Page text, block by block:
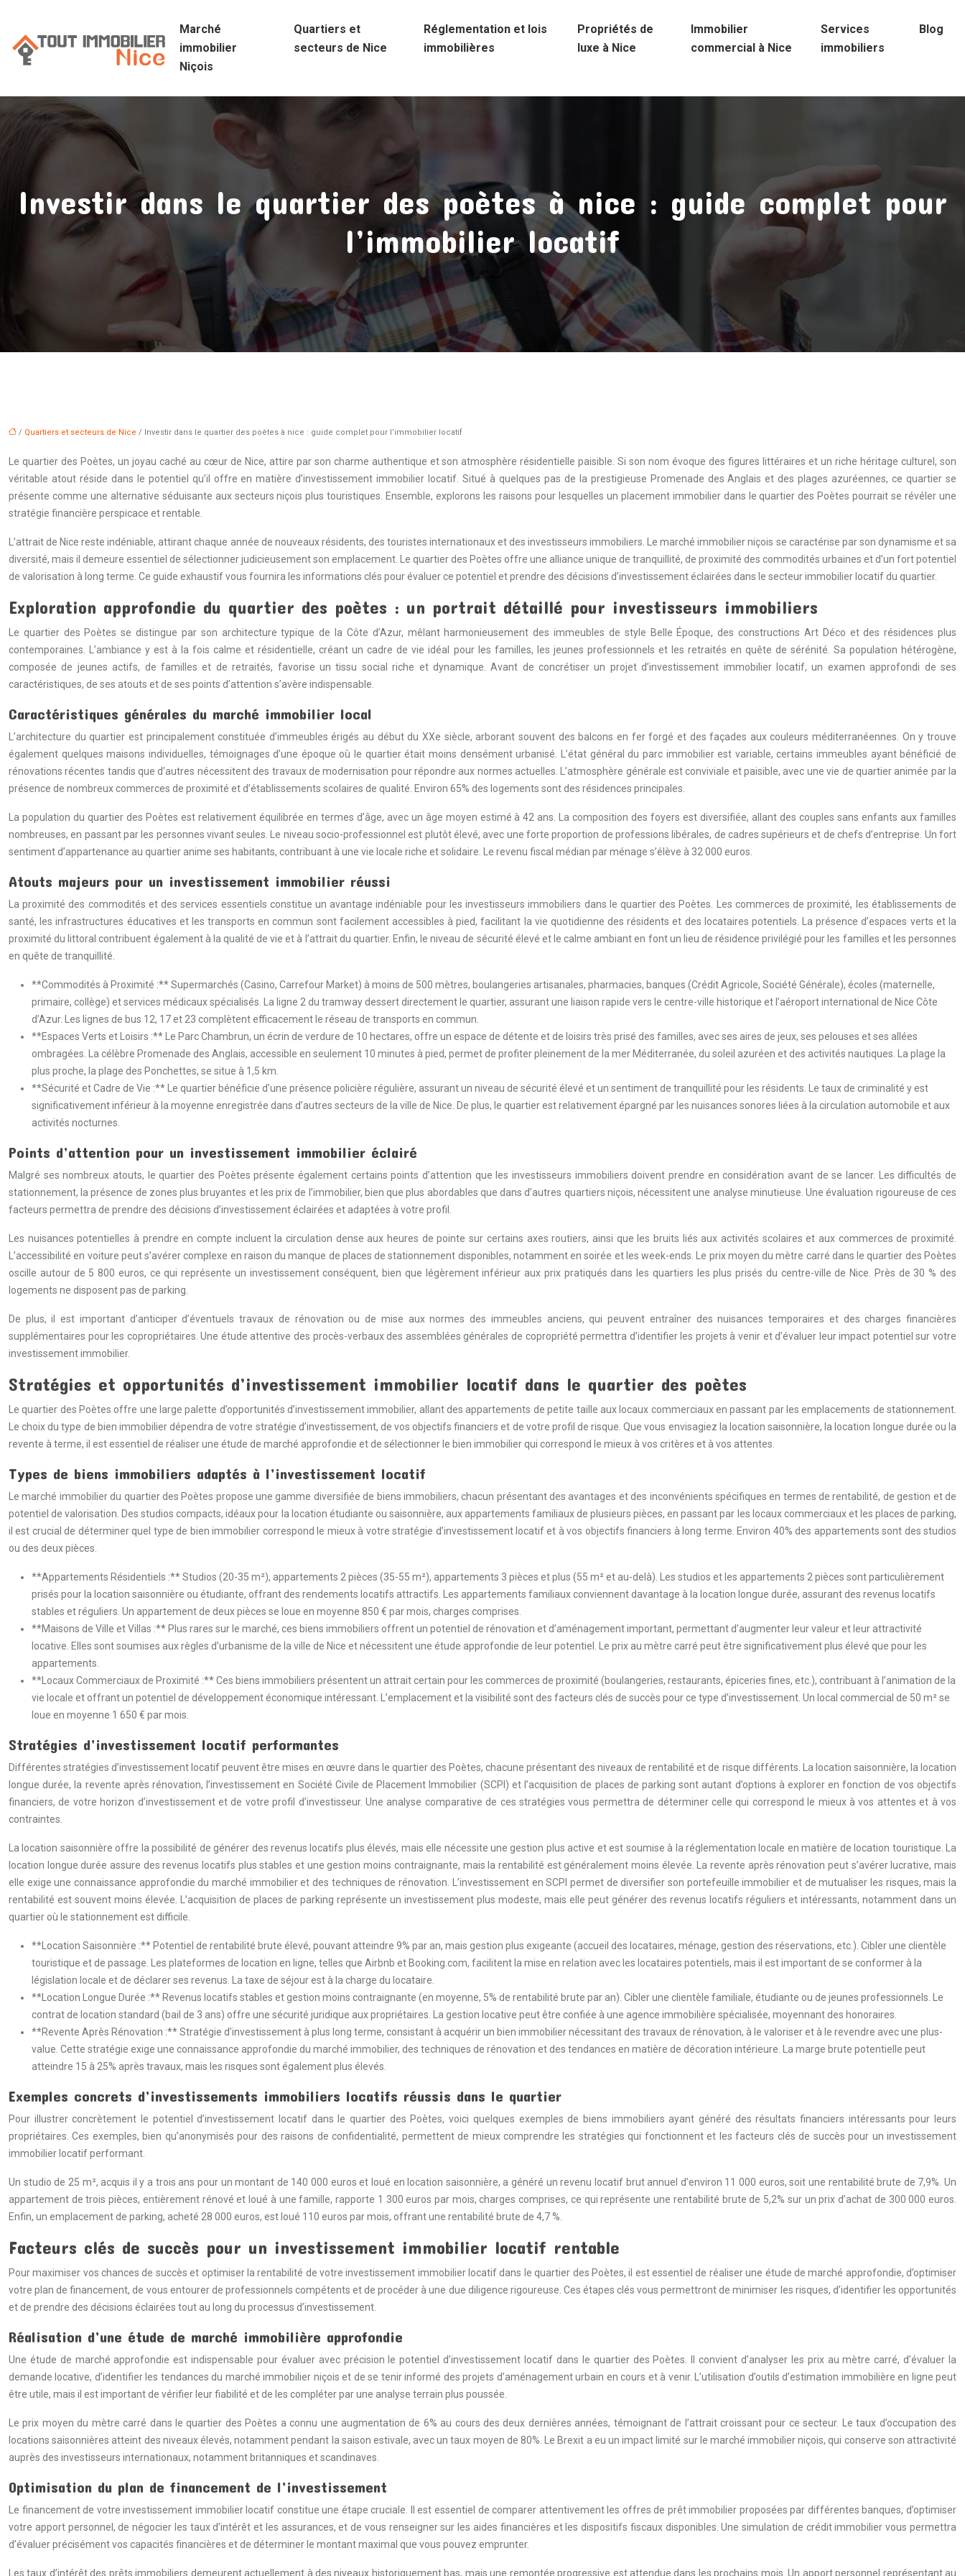
Marché
immobilier
Niçois
Quartiers et
secteurs de Nice
Réglementation et lois
immobilières
Propriétés de
luxe à Nice
Immobilier
commercial à Nice
Services
immobiliers
Blog
Investir dans le quartier des poètes à nice : guide complet pour
l’immobilier locatif
/ Quartiers et secteurs de Nice / Investir dans le quartier des poètes à nice : guide complet pour l’immobilier locatif
Le quartier des Poètes, un joyau caché au cœur de Nice, attire par son charme authentique et son atmosphère résidentielle paisible. Si son nom évoque des figures littéraires et un riche héritage culturel, son
véritable atout réside dans le potentiel qu’il offre en matière d’investissement immobilier locatif. Situé à quelques pas de la prestigieuse Promenade des Anglais et des plages azuréennes, ce quartier se
présente comme une alternative séduisante aux secteurs niçois plus touristiques. Ensemble, explorons les raisons pour lesquelles un placement immobilier dans le quartier des Poètes pourrait se révéler une
stratégie financière perspicace et rentable.
L’attrait de Nice reste indéniable, attirant chaque année de nouveaux résidents, des touristes internationaux et des investisseurs immobiliers. Le marché immobilier niçois se caractérise par son dynamisme et sa
diversité, mais il demeure essentiel de sélectionner judicieusement son emplacement. Le quartier des Poètes offre une alliance unique de tranquillité, de proximité des commodités urbaines et d’un fort potentiel
de valorisation à long terme. Ce guide exhaustif vous fournira les informations clés pour évaluer ce potentiel et prendre des décisions d’investissement éclairées dans le secteur immobilier locatif du quartier.
Exploration approfondie du quartier des poètes : un portrait détaillé pour investisseurs immobiliers
Le quartier des Poètes se distingue par son architecture typique de la Côte d’Azur, mêlant harmonieusement des immeubles de style Belle Époque, des constructions Art Déco et des résidences plus
contemporaines. L’ambiance y est à la fois calme et résidentielle, créant un cadre de vie idéal pour les familles, les jeunes professionnels et les retraités en quête de sérénité. Sa population hétérogène,
composée de jeunes actifs, de familles et de retraités, favorise un tissu social riche et dynamique. Avant de concrétiser un projet d’investissement immobilier locatif, un examen approfondi de ses
caractéristiques, de ses atouts et de ses points d’attention s’avère indispensable.
Caractéristiques générales du marché immobilier local
L’architecture du quartier est principalement constituée d’immeubles érigés au début du XXe siècle, arborant souvent des balcons en fer forgé et des façades aux couleurs méditerranéennes. On y trouve
également quelques maisons individuelles, témoignages d’une époque où le quartier était moins densément urbanisé. L’état général du parc immobilier est variable, certains immeubles ayant bénéficié de
rénovations récentes tandis que d’autres nécessitent des travaux de modernisation pour répondre aux normes actuelles. L’atmosphère générale est conviviale et paisible, avec une vie de quartier animée par la
présence de nombreux commerces de proximité et d’établissements scolaires de qualité. Environ 65% des logements sont des résidences principales.
La population du quartier des Poètes est relativement équilibrée en termes d’âge, avec un âge moyen estimé à 42 ans. La composition des foyers est diversifiée, allant des couples sans enfants aux familles
nombreuses, en passant par les personnes vivant seules. Le niveau socio-professionnel est plutôt élevé, avec une forte proportion de professions libérales, de cadres supérieurs et de chefs d’entreprise. Un fort
sentiment d’appartenance au quartier anime ses habitants, contribuant à une vie locale riche et solidaire. Le revenu fiscal médian par ménage s’élève à 32 000 euros.
Atouts majeurs pour un investissement immobilier réussi
La proximité des commodités et des services essentiels constitue un avantage indéniable pour les investisseurs immobiliers dans le quartier des Poètes. Les commerces de proximité, les établissements de
santé, les infrastructures éducatives et les transports en commun sont facilement accessibles à pied, facilitant la vie quotidienne des résidents et des locataires potentiels. La présence d’espaces verts et la
proximité du littoral contribuent également à la qualité de vie et à l’attrait du quartier. Enfin, le niveau de sécurité élevé et le calme ambiant en font un lieu de résidence privilégié pour les familles et les personnes
en quête de tranquillité.
**Commodités à Proximité :** Supermarchés (Casino, Carrefour Market) à moins de 500 mètres, boulangeries artisanales, pharmacies, banques (Crédit Agricole, Société Générale), écoles (maternelle,
primaire, collège) et services médicaux spécialisés. La ligne 2 du tramway dessert directement le quartier, assurant une liaison rapide vers le centre-ville historique et l’aéroport international de Nice Côte
d’Azur. Les lignes de bus 12, 17 et 23 complètent efficacement le réseau de transports en commun.
**Espaces Verts et Loisirs :** Le Parc Chambrun, un écrin de verdure de 10 hectares, offre un espace de détente et de loisirs très prisé des familles, avec ses aires de jeux, ses pelouses et ses allées
ombragées. La célèbre Promenade des Anglais, accessible en seulement 10 minutes à pied, permet de profiter pleinement de la mer Méditerranée, du soleil azuréen et des activités nautiques. La plage la
plus proche, la plage des Ponchettes, se situe à 1,5 km.
**Sécurité et Cadre de Vie :** Le quartier bénéficie d’une présence policière régulière, assurant un niveau de sécurité élevé et un sentiment de tranquillité pour les résidents. Le taux de criminalité y est
significativement inférieur à la moyenne enregistrée dans d’autres secteurs de la ville de Nice. De plus, le quartier est relativement épargné par les nuisances sonores liées à la circulation automobile et aux
activités nocturnes.
Points d’attention pour un investissement immobilier éclairé
Malgré ses nombreux atouts, le quartier des Poètes présente également certains points d’attention que les investisseurs immobiliers doivent prendre en considération avant de se lancer. Les difficultés de
stationnement, la présence de zones plus bruyantes et les prix de l’immobilier, bien que plus abordables que dans d’autres quartiers niçois, nécessitent une analyse minutieuse. Une évaluation rigoureuse de ces
facteurs permettra de prendre des décisions d’investissement éclairées et adaptées à votre profil.
Les nuisances potentielles à prendre en compte incluent la circulation dense aux heures de pointe sur certains axes routiers, ainsi que les bruits liés aux activités scolaires et aux commerces de proximité.
L’accessibilité en voiture peut s’avérer complexe en raison du manque de places de stationnement disponibles, notamment en soirée et les week-ends. Le prix moyen du mètre carré dans le quartier des Poètes
oscille autour de 5 800 euros, ce qui représente un investissement conséquent, bien que légèrement inférieur aux prix pratiqués dans les quartiers les plus prisés du centre-ville de Nice. Près de 30 % des
logements ne disposent pas de parking.
De plus, il est important d’anticiper d’éventuels travaux de rénovation ou de mise aux normes des immeubles anciens, qui peuvent entraîner des nuisances temporaires et des charges financières
supplémentaires pour les copropriétaires. Une étude attentive des procès-verbaux des assemblées générales de copropriété permettra d’identifier les projets à venir et d’évaluer leur impact potentiel sur votre
investissement immobilier.
Stratégies et opportunités d’investissement immobilier locatif dans le quartier des poètes
Le quartier des Poètes offre une large palette d’opportunités d’investissement immobilier, allant des appartements de petite taille aux locaux commerciaux en passant par les emplacements de stationnement.
Le choix du type de bien immobilier dépendra de votre stratégie d’investissement, de vos objectifs financiers et de votre profil de risque. Que vous envisagiez la location saisonnière, la location longue durée ou la
revente à terme, il est essentiel de réaliser une étude de marché approfondie et de sélectionner le bien immobilier qui correspond le mieux à vos critères et à vos attentes.
Types de biens immobiliers adaptés à l’investissement locatif
Le marché immobilier du quartier des Poètes propose une gamme diversifiée de biens immobiliers, chacun présentant des avantages et des inconvénients spécifiques en termes de rentabilité, de gestion et de
potentiel de valorisation. Des studios compacts, idéaux pour la location étudiante ou saisonnière, aux appartements familiaux de plusieurs pièces, en passant par les locaux commerciaux et les places de parking,
il est crucial de déterminer quel type de bien immobilier correspond le mieux à votre stratégie d’investissement locatif et à vos objectifs financiers à long terme. Environ 40% des appartements sont des studios
ou des deux pièces.
**Appartements Résidentiels :** Studios (20-35 m²), appartements 2 pièces (35-55 m²), appartements 3 pièces et plus (55 m² et au-delà). Les studios et les appartements 2 pièces sont particulièrement
prisés pour la location saisonnière ou étudiante, offrant des rendements locatifs attractifs. Les appartements familiaux conviennent davantage à la location longue durée, assurant des revenus locatifs
stables et réguliers. Un appartement de deux pièces se loue en moyenne 850 € par mois, charges comprises.
**Maisons de Ville et Villas :** Plus rares sur le marché, ces biens immobiliers offrent un potentiel de rénovation et d’aménagement important, permettant d’augmenter leur valeur et leur attractivité
locative. Elles sont soumises aux règles d’urbanisme de la ville de Nice et nécessitent une étude approfondie de leur potentiel. Le prix au mètre carré peut être significativement plus élevé que pour les
appartements.
**Locaux Commerciaux de Proximité :** Ces biens immobiliers présentent un attrait certain pour les commerces de proximité (boulangeries, restaurants, épiceries fines, etc.), contribuant à l’animation de la
vie locale et offrant un potentiel de développement économique intéressant. L’emplacement et la visibilité sont des facteurs clés de succès pour ce type d’investissement. Un local commercial de 50 m² se
loue en moyenne 1 650 € par mois.
Stratégies d’investissement locatif performantes
Différentes stratégies d’investissement locatif peuvent être mises en œuvre dans le quartier des Poètes, chacune présentant des niveaux de rentabilité et de risque différents. La location saisonnière, la location
longue durée, la revente après rénovation, l’investissement en Société Civile de Placement Immobilier (SCPI) et l’acquisition de places de parking sont autant d’options à explorer en fonction de vos objectifs
financiers, de votre horizon d’investissement et de votre profil d’investisseur. Une analyse comparative de ces stratégies vous permettra de déterminer celle qui correspond le mieux à vos attentes et à vos
contraintes.
La location saisonnière offre la possibilité de générer des revenus locatifs plus élevés, mais elle nécessite une gestion plus active et est soumise à la réglementation locale en matière de location touristique. La
location longue durée assure des revenus locatifs plus stables et une gestion moins contraignante, mais la rentabilité est généralement moins élevée. La revente après rénovation peut s’avérer lucrative, mais
elle exige une connaissance approfondie du marché immobilier et des techniques de rénovation. L’investissement en SCPI permet de diversifier son portefeuille immobilier et de mutualiser les risques, mais la
rentabilité est souvent moins élevée. L’acquisition de places de parking représente un investissement plus modeste, mais elle peut générer des revenus locatifs réguliers et intéressants, notamment dans un
quartier où le stationnement est difficile.
**Location Saisonnière :** Potentiel de rentabilité brute élevé, pouvant atteindre 9% par an, mais gestion plus exigeante (accueil des locataires, ménage, gestion des réservations, etc.). Cibler une clientèle
touristique et de passage. Les plateformes de location en ligne, telles que Airbnb et Booking.com, facilitent la mise en relation avec les locataires potentiels, mais il est important de se conformer à la
législation locale et de déclarer ses revenus. La taxe de séjour est à la charge du locataire.
**Location Longue Durée :** Revenus locatifs stables et gestion moins contraignante (en moyenne, 5% de rentabilité brute par an). Cibler une clientèle familiale, étudiante ou de jeunes professionnels. Le
contrat de location standard (bail de 3 ans) offre une sécurité juridique aux propriétaires. La gestion locative peut être confiée à une agence immobilière spécialisée, moyennant des honoraires.
**Revente Après Rénovation :** Stratégie d’investissement à plus long terme, consistant à acquérir un bien immobilier nécessitant des travaux de rénovation, à le valoriser et à le revendre avec une plus-
value. Cette stratégie exige une connaissance approfondie du marché immobilier, des techniques de rénovation et des tendances en matière de décoration intérieure. La marge brute potentielle peut
atteindre 15 à 25% après travaux, mais les risques sont également plus élevés.
Exemples concrets d’investissements immobiliers locatifs réussis dans le quartier
Pour illustrer concrètement le potentiel d’investissement locatif dans le quartier des Poètes, voici quelques exemples de biens immobiliers ayant généré des résultats financiers intéressants pour leurs
propriétaires. Ces exemples, bien qu’anonymisés pour des raisons de confidentialité, permettent de mieux comprendre les stratégies qui fonctionnent et les facteurs clés de succès pour un investissement
immobilier locatif performant.
Un studio de 25 m², acquis il y a trois ans pour un montant de 140 000 euros et loué en location saisonnière, a généré un revenu locatif brut annuel d’environ 11 000 euros, soit une rentabilité brute de 7,9%. Un
appartement de trois pièces, entièrement rénové et loué à une famille, rapporte 1 300 euros par mois, charges comprises, ce qui représente une rentabilité brute de 5,2% sur un prix d’achat de 300 000 euros.
Enfin, un emplacement de parking, acheté 28 000 euros, est loué 110 euros par mois, offrant une rentabilité brute de 4,7 %.
Facteurs clés de succès pour un investissement immobilier locatif rentable
Pour maximiser vos chances de succès et optimiser la rentabilité de votre investissement immobilier locatif dans le quartier des Poètes, il est essentiel de réaliser une étude de marché approfondie, d’optimiser
votre plan de financement, de vous entourer de professionnels compétents et de procéder à une due diligence rigoureuse. Ces étapes clés vous permettront de minimiser les risques, d’identifier les opportunités
et de prendre des décisions éclairées tout au long du processus d’investissement.
Réalisation d’une étude de marché immobilière approfondie
Une étude de marché approfondie est indispensable pour évaluer avec précision le potentiel d’investissement locatif dans le quartier des Poètes. Il convient d’analyser les prix au mètre carré, d’évaluer la
demande locative, d’identifier les tendances du marché immobilier niçois et de se tenir informé des projets d’aménagement urbain en cours et à venir. L’utilisation d’outils d’estimation immobilière en ligne peut
être utile, mais il est important de vérifier leur fiabilité et de les compléter par une analyse terrain plus poussée.
Le prix moyen du mètre carré dans le quartier des Poètes a connu une augmentation de 6% au cours des deux dernières années, témoignant de l’attrait croissant pour ce secteur. Le taux d’occupation des
locations saisonnières atteint des niveaux élevés, notamment pendant la saison estivale, avec un taux moyen de 80%. Le Brexit a eu un impact limité sur le marché immobilier niçois, qui conserve son attractivité
auprès des investisseurs internationaux, notamment britanniques et scandinaves.
Optimisation du plan de financement de l’investissement
Le financement de votre investissement immobilier locatif constitue une étape cruciale. Il est essentiel de comparer attentivement les offres de prêt immobilier proposées par différentes banques, d’optimiser
votre apport personnel, de négocier les taux d’intérêt et les assurances, et de vous renseigner sur les aides financières et les dispositifs fiscaux disponibles. Une simulation de crédit immobilier vous permettra
d’évaluer précisément vos capacités financières et de déterminer le montant maximal que vous pouvez emprunter.
Les taux d’intérêt des prêts immobiliers demeurent actuellement à des niveaux historiquement bas, mais une remontée progressive est attendue dans les prochains mois. Un apport personnel représentant au